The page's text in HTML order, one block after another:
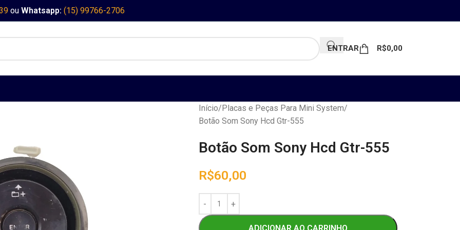
ou Whatsapp: (15) 99766-2706
ENTRAR R$0,00
Início Placas e Peças Para Mini System
Botão Som Sony Hcd Gtr-555
Botão Som Sony Hcd Gtr-555
R$60,00